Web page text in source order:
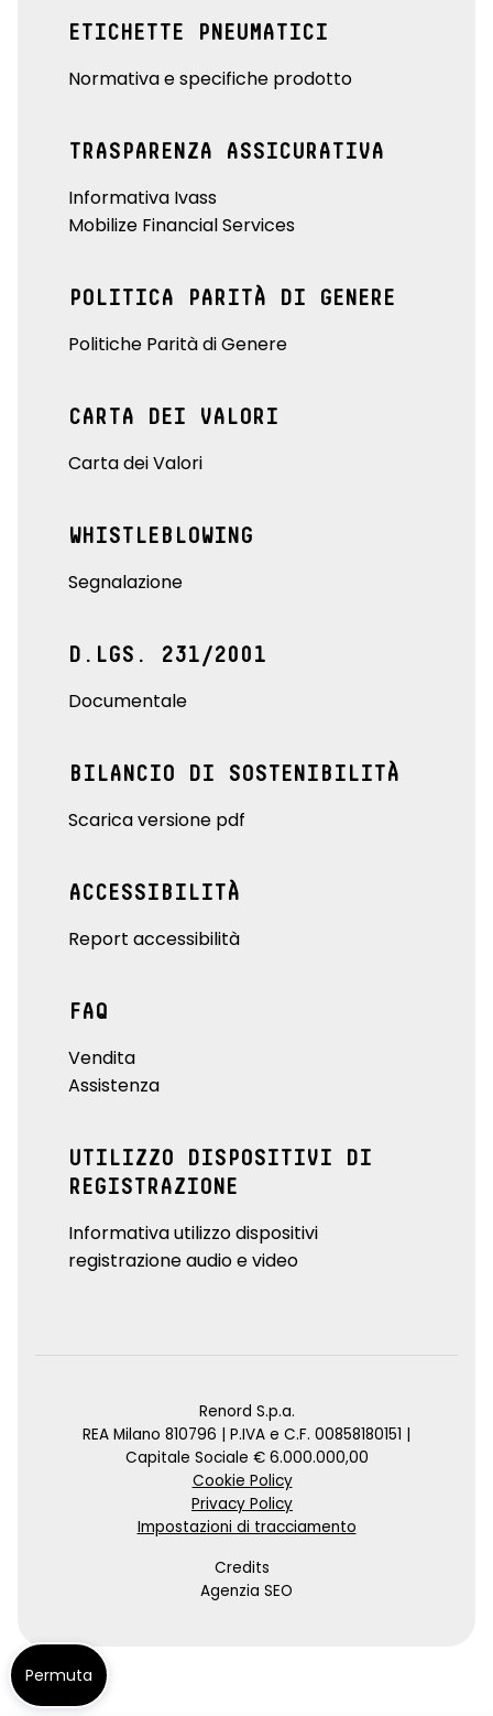
ETICHETTE PNEUMATICI
Normativa e specifiche prodotto
TRASPARENZA ASSICURATIVA
Informativa Ivass
Mobilize Financial Services
POLITICA PARITÀ DI GENERE
Politiche Parità di Genere
CARTA DEI VALORI
Carta dei Valori
WHISTLEBLOWING
Segnalazione
D.LGS. 231/2001
Documentale
BILANCIO DI SOSTENIBILITÀ
Scarica versione pdf
ACCESSIBILITÀ
Report accessibilità
FAQ
Vendita
Assistenza
UTILIZZO DISPOSITIVI DI
REGISTRAZIONE
Informativa utilizzo dispositivi
registrazione audio e video
Renord S.p.a.
REA Milano 810796 | P.IVA e C.F. 00858180151 |
Capitale Sociale € 6.000.000,00
Cookie Policy
Privacy Policy
Impostazioni di tracciamento
Credits
Agenzia SEO
Permuta